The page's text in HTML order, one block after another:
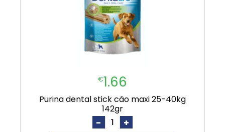
€1.66
purina dental stick cão maxi 25-40kg
142gr
- +